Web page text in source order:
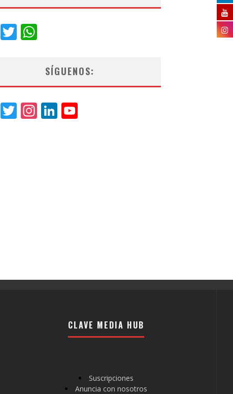
Facebook
Twitter
SÍGUENOS:
Facebook
Twitter
Instagram
LinkedIn
CLAVE MEDIA HUB
Suscripciones
Anuncia con nosotros